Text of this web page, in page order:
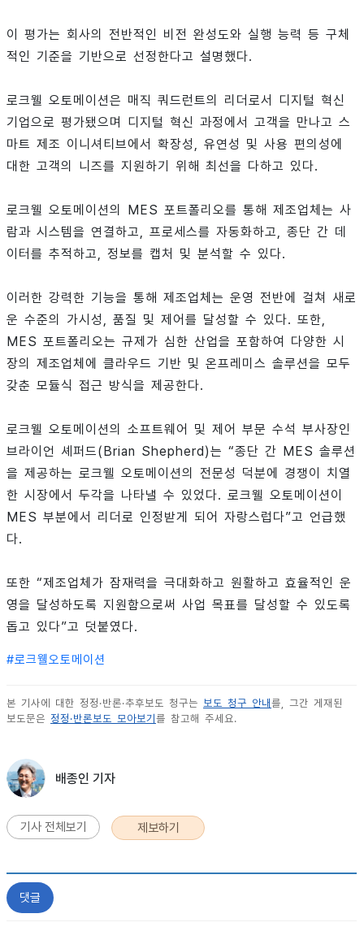
이 평가는 회사의 전반적인 비전 완성도와 실행 능력 등 구체
적인 기준을 기반으로 선정한다고 설명했다.
로크웰 오토메이션은 매직 쿼드런트의 리더로서 디지털 혁신
기업으로 평가됐으며 디지털 혁신 과정에서 고객을 만나고 스
마트 제조 이니셔티브에서 확장성, 유연성 및 사용 편의성에
대한 고객의 니즈를 지원하기 위해 최선을 다하고 있다.
로크웰 오토메이션의 MES 포트폴리오를 통해 제조업체는 사
람과 시스템을 연결하고, 프로세스를 자동화하고, 종단 간 데
이터를 추적하고, 정보를 캡처 및 분석할 수 있다.
이러한 강력한 기능을 통해 제조업체는 운영 전반에 걸쳐 새로
운 수준의 가시성, 품질 및 제어를 달성할 수 있다. 또한,
MES 포트폴리오는 규제가 심한 산업을 포함하여 다양한 시
장의 제조업체에 클라우드 기반 및 온프레미스 솔루션을 모두
갖춘 모듈식 접근 방식을 제공한다.
로크웰 오토메이션의 소프트웨어 및 제어 부문 수석 부사장인
브라이언 셰퍼드(Brian Shepherd)는 “종단 간 MES 솔루션
을 제공하는 로크웰 오토메이션의 전문성 덕분에 경쟁이 치열
한 시장에서 두각을 나타낼 수 있었다. 로크웰 오토메이션이
MES 부분에서 리더로 인정받게 되어 자랑스럽다”고 언급했
다.
또한 “제조업체가 잠재력을 극대화하고 원활하고 효율적인 운
영을 달성하도록 지원함으로써 사업 목표를 달성할 수 있도록
돕고 있다”고 덧붙였다.
#로크웰오토메이션
본 기사에 대한 정정·반론·추후보도 청구는 보도 청구 안내를, 그간 게재된
보도문은 정정·반론보도 모아보기를 참고해 주세요.
배종인 기자
기사 전체보기 제보하기
댓글